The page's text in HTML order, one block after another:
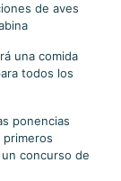
de aves
una comida
todos los
ponencias
primeros
concurso de